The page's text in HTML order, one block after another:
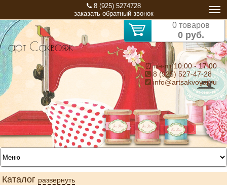
8 (925) 5274728
заказать обратный звонок
0 товаров
0 руб.
⏰ пн-пт 10:00 - 17:00
8 (925) 527-47-28
info@artsakvoyaj.ru
Каталог развернуть